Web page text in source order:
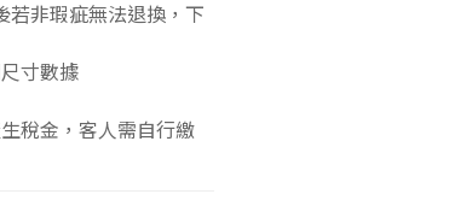
若非瑕疵無法退換，下
寸數據
稅金，客人需自行繳